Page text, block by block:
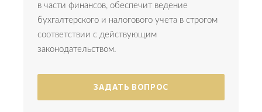
в части финансов, обеспечит ведение
бухгалтерского и налогового учета в строгом
соответствии с действующим
законодательством.
ЗАДАТЬ ВОПРОС